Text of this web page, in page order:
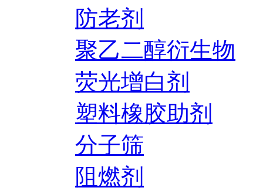
防老剂
聚乙二醇衍生物
荧光增白剂
塑料橡胶助剂
分子筛
阻燃剂